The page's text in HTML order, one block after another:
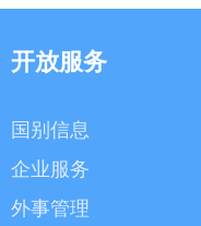
开放服务
国别信息
企业服务
外事管理